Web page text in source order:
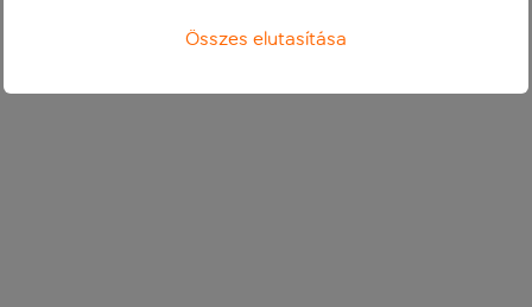
Összes elutasítása